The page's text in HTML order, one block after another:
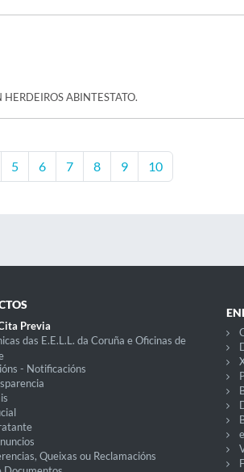
ABINTESTATO.
5 6 7 8 9 10
Previa
das E.E.L.L. da Coruña e Oficinas de
- Notificacións
Queixas ou Reclamacións